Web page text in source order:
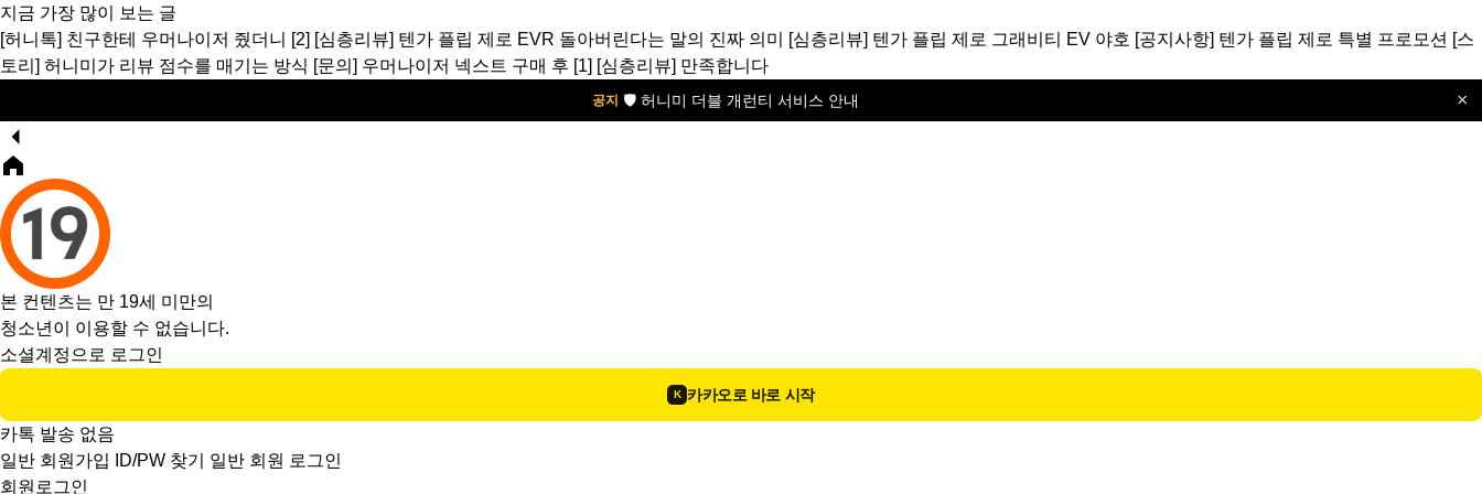
지금 가장 많이 보는 글
[허니톡] 친구한테 우머나이저 줬더니 [2] [심층리뷰] 텐가 플립 제로 EVR 돌아버린다는 말의 진짜 의미 [심층리뷰] 텐가 플립 제로 그래비티 EV 야호 [공지사항] 텐가 플립 제로 특별 프로모션 [스
토리] 허니미가 리뷰 점수를 매기는 방식 [문의] 우머나이저 넥스트 구매 후 [1] [심층리뷰] 만족합니다
공지 🛡️ 허니미 더블 개런티 서비스 안내 ×
본 컨텐츠는 만 19세 미만의
청소년이 이용할 수 없습니다.
소셜계정으로 로그인
K 카카오로 바로 시작
카톡 발송 없음
일반 회원가입
ID/PW 찾기
일반 회원 로그인
회원로그인